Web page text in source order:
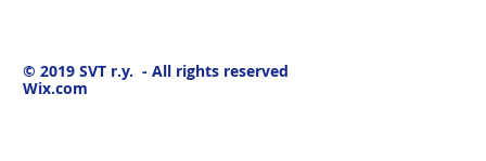
© 2019 SVT r.y. - All rights reserved
Wix.com